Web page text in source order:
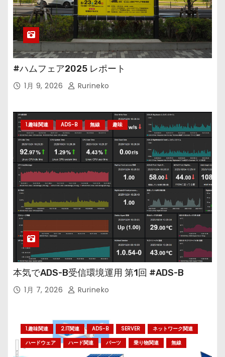
#ハムフェア2025 レポート
1月 9, 2026 Rurineko
1.趣味関連 ADS-B 無線 趣味
本気でADS-B受信環境運用 第1回 #ADS-B
1月 7, 2026 Rurineko
1.趣味関連 2.IT関連 ADS-B SERVER
ネットワーク関連
ハードウェア
ハード関連 パーツ 乗り物関連 無線